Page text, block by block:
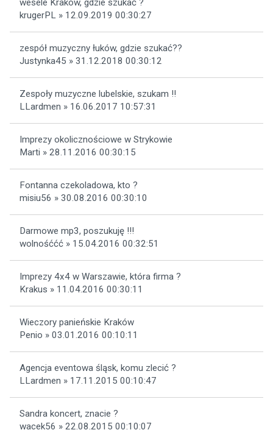
wesele Kraków, gdzie szukać ?
krugerPL » 12.09.2019 00:30:27
zespół muzyczny łuków, gdzie szukać??
Justynka45 » 31.12.2018 00:30:12
Zespoły muzyczne lubelskie, szukam !!
LLardmen » 16.06.2017 10:57:31
Imprezy okolicznościowe w Strykowie
Marti » 28.11.2016 00:30:15
Fontanna czekoladowa, kto ?
misiu56 » 30.08.2016 00:30:10
Darmowe mp3, poszukuję !!!
wolnośććć » 15.04.2016 00:32:51
Imprezy 4x4 w Warszawie, która firma ?
Krakus » 11.04.2016 00:30:11
Wieczory panieńskie Kraków
Penio » 03.01.2016 00:10:11
Agencja eventowa śląsk, komu zlecić ?
LLardmen » 17.11.2015 00:10:47
Sandra koncert, znacie ?
wacek56 » 22.08.2015 00:10:07